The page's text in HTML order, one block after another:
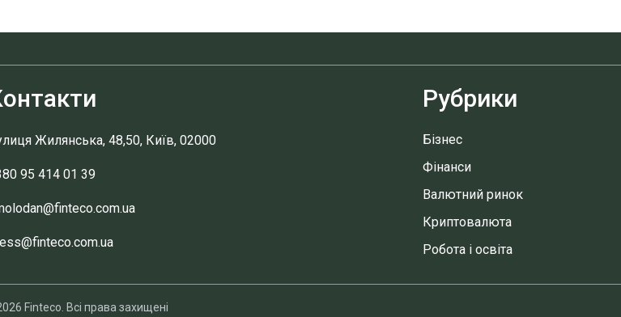
Жилянська, 48,50, Київ, 02000
95 414 01 39
Рубрики
Бізнес
Фінанси
Валютний ринок
Криптовалюта
Робота і освіта
Finteco. Всі права захищені